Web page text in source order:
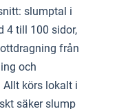
slumptal i
4 till 100 sidor,
från
och
körs lokalt i
säker slump